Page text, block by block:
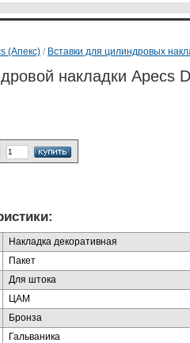
(Апекс) / Вставки для цилиндровых
накладки Apecs
Накладка декоративная
Пакет
Для штока
ЦАМ
Бронза
Гальваника